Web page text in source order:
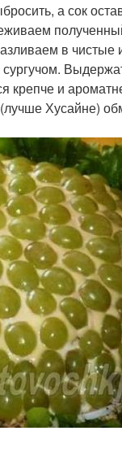
а сок
в
крепче и
Хусайне)